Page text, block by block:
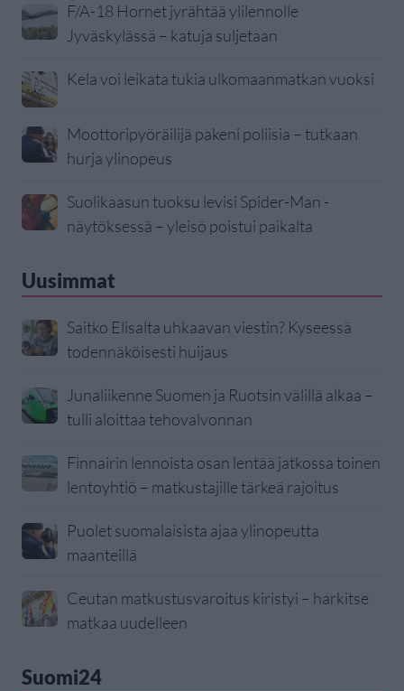
F/A-18 Hornet jyrähtää ylilennolle
Jyväskylässä – katuja suljetaan
Kela voi leikata tukia ulkomaanmatkan vuoksi
Moottoripyöräilijä pakeni poliisia – tutkaan
hurja ylinopeus
Suolikaasun tuoksu levisi Spider-Man -
näytöksessä – yleisö poistui paikalta
Uusimmat
Saitko Elisalta uhkaavan viestin? Kyseessä
todennäköisesti huijaus
Junaliikenne Suomen ja Ruotsin välillä alkaa –
tulli aloittaa tehovalvonnan
Finnairin lennoista osan lentää jatkossa toinen
lentoyhtiö – matkustajille tärkeä rajoitus
Puolet suomalaisista ajaa ylinopeutta
maanteillä
Ceutan matkustusvaroitus kiristyi – harkitse
matkaa uudelleen
Suomi24